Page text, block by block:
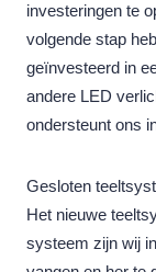
investeringen te
volgende stap
geïnvesteerd in
andere LED
ondersteunt ons
Gesloten
Het nieuwe
systeem zijn wij